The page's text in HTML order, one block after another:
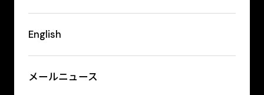
English
メールニュース